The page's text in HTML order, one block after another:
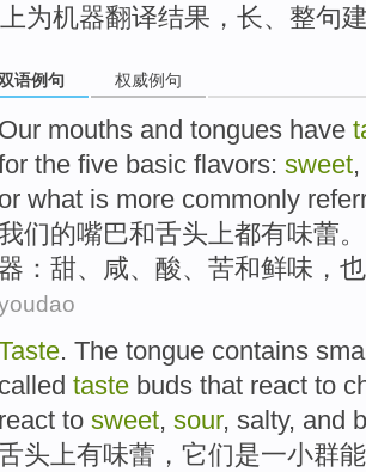
为机器翻译结果，长、整句
语例句 权威例句
Our mouths and tongues have
the five basic flavors: sweet,
or what is more commonly
们的嘴巴和舌头上都有味蕾
器 ： 甜、 咸、 酸、 苦和鲜味 ， 也
. The tongue contains
called taste buds that react to
react to sweet, sour, salty, and
头上有味蕾 ，它们是一小群